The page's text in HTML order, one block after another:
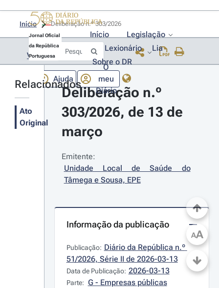
Jornal Oficial
da República
Portuguesa
Início
Legislação
Lexionário
Lia
Sobre o DR
Ajuda
O
meu
Diário
Início
Voltar
Relacionados
Ato
Original
Deliberação n.º
303/2026, de 13 de
março
Emitente:
Unidade Local de Saúde do
Tâmega e Sousa, EPE
Informação da publicação
Publicação: Diário da República n.º
51/2026, Série II de 2026-03-13
Data de Publicação: 2026-03-13
Parte: G - Empresas públicas
AA